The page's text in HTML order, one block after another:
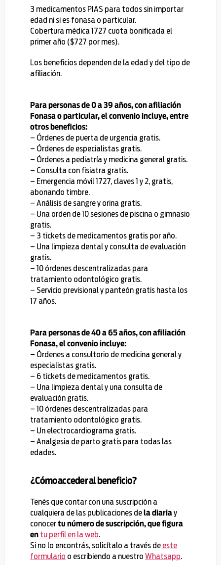
3 medicamentos PIAS para todos sin importar
edad ni si es fonasa o particular.
Cobertura médica 1727 cuota bonificada el
primer año ($727 por mes).
Los beneficios dependen de la edad y del tipo de
afiliación.
Para personas de 0 a 39 años, con afiliación
Fonasa o particular, el convenio incluye, entre
otros beneficios:
– Órdenes de puerta de urgencia gratis.
– Órdenes de especialistas gratis.
– Órdenes a pediatría y medicina general gratis.
– Consulta con fisiatra gratis.
– Emergencia móvil 1727, claves 1 y 2, gratis,
abonando timbre.
– Análisis de sangre y orina gratis.
– Una orden de 10 sesiones de piscina o gimnasio
gratis.
– 3 tickets de medicamentos gratis por año.
– Una limpieza dental y consulta de evaluación
gratis.
– 10 órdenes descentralizadas para
tratamiento odontológico gratis.
– Servicio previsional y panteón gratis hasta los
17 años.
Para personas de 40 a 65 años, con afiliación
Fonasa, el convenio incluye:
– Órdenes a consultorio de medicina general y
especialistas gratis.
– 6 tickets de medicamentos gratis.
– Una limpieza dental y una consulta de
evaluación gratis.
– 10 órdenes descentralizadas para
tratamiento odontológico gratis.
– Un electrocardiograma gratis.
– Analgesia de parto gratis para todas las
edades.
¿Cómo acceder al beneficio?
Tenés que contar con una suscripción a
cualquiera de las publicaciones dela diariay
conocertu número de suscripción, que figura
en tu perfil en la web.
Si no lo encontrás, solicítalo a través de este
formulario o escribiendo a nuestro Whatsapp.